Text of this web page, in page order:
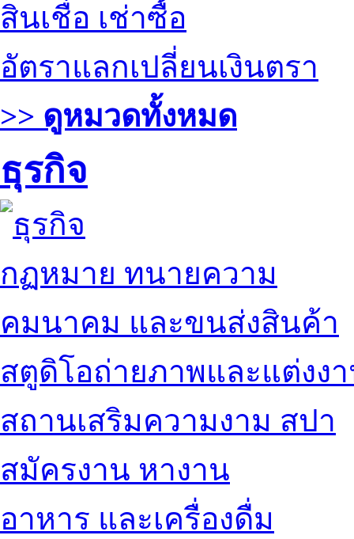
สินเชื่อ เช่าซื้อ
อัตราแลกเปลี่ยนเงินตรา
>> ดูหมวดทั้งหมด
ธุรกิจ
กฏหมาย ทนายความ
คมนาคม และขนส่งสินค้า
สตูดิโอถ่ายภาพและแต่งง
สถานเสริมความงาม สปา
สมัครงาน หางาน
อาหาร และเครื่องดื่ม